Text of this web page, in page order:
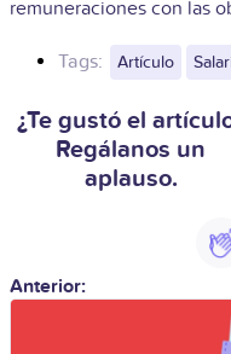
remuneraciones con las
Tags: Artículo
¿Te gustó el
Regálanos un
aplauso.
Anterior: